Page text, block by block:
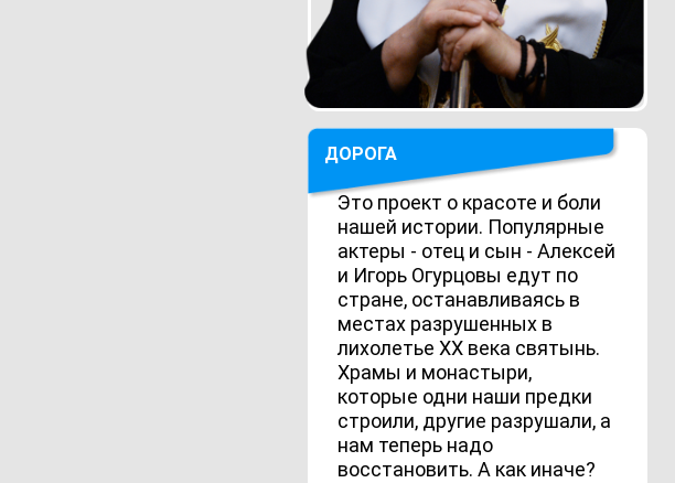
ДОРОГА
Это проект о красоте и боли
нашей истории. Популярные
актеры - отец и сын - Алексей
и Игорь Огурцовы едут по
стране, останавливаясь в
местах разрушенных в
лихолетье ХХ века святынь.
Храмы и монастыри,
которые одни наши предки
строили, другие разрушали, а
нам теперь надо
восстановить. А как иначе?